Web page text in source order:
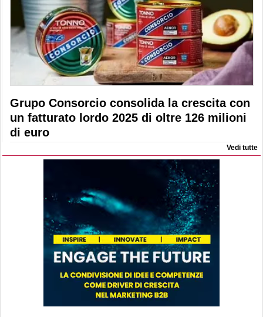
Grupo Consorcio consolida la crescita con
un fatturato lordo 2025 di oltre 126 milioni
di euro
Vedi tutte